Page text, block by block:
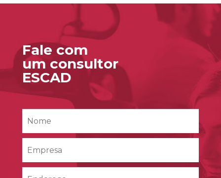
Fale com
um consultor
ESCAD